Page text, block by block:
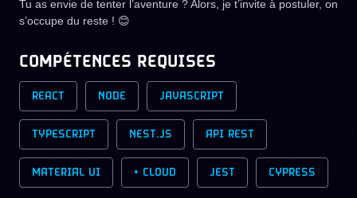
Tu as envie de tenter l’aventure ? Alors, je t’invite à postuler, on
s’occupe du reste ! 😊
COMPÉTENCES REQUISES
REACT NODE JAVASCRIPT
TYPESCRIPT NEST.JS API REST
MATERIAL UI • CLOUD JEST CYPRESS